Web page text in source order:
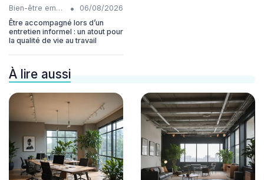
Bien-être employés •
06/08/2026
Être accompagné lors d’un
entretien informel : un atout pour
la qualité de vie au travail
À lire aussi